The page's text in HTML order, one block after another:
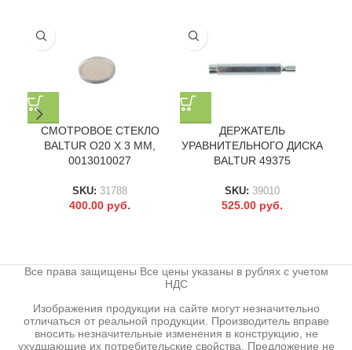
СМОТРОВОЕ СТЕКЛО
BALTUR O20 X 3 ММ,
0013010027
SKU: 31788
400.00 руб.
ДЕРЖАТЕЛЬ
УРАВНИТЕЛЬНОГО ДИСКА
BALTUR 49375
SKU: 39010
525.00 руб.
Все права защищены Все цены указаны в рублях с учетом
НДС
Изображения продукции на сайте могут незначительно
отличаться от реальной продукции. Производитель вправе
вносить незначительные изменения в конструкцию, не
ухудшающие их потребительские свойства. Предложение не